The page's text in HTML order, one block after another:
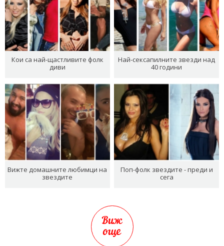
Кои са най-щастливите фолк
диви
Най-сексапилните звезди над
40 години
Вижте домашните любимци на
звездите
Поп-фолк звездите - преди и
сега
Виж
още